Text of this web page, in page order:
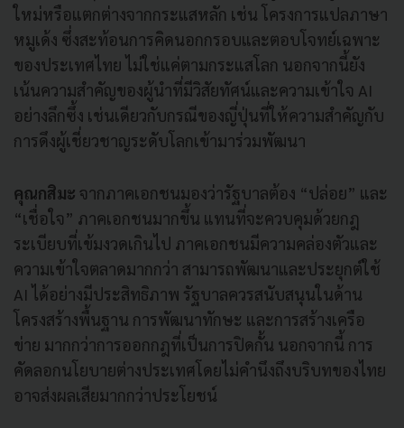
ใหม่หรือแตกต่างจากกระแสหลัก เช่น โครงการแปลภาษา
หมูเด้ง ซึ่งสะท้อนการคิดนอกกรอบและตอบโจทย์เฉพาะ
ของประเทศไทย ไม่ใช่แค่ตามกระแสโลก นอกจากนี้ยัง
เน้นความสำคัญของผู้นำที่มีวิสัยทัศน์และความเข้าใจ AI
อย่างลึกซึ้ง เช่นเดียวกับกรณีของญี่ปุ่นที่ให้ความสำคัญกับ
การดึงผู้เชี่ยวชาญระดับโลกเข้ามาร่วมพัฒนา
คุณกสิมะ จากภาคเอกชนมองว่ารัฐบาลต้อง “ปล่อย” และ
“เชื่อใจ” ภาคเอกชนมากขึ้น แทนที่จะควบคุมด้วยกฎ
ระเบียบที่เข้มงวดเกินไป ภาคเอกชนมีความคล่องตัวและ
ความเข้าใจตลาดมากกว่า สามารถพัฒนาและประยุกต์ใช้
AI ได้อย่างมีประสิทธิภาพ รัฐบาลควรสนับสนุนในด้าน
โครงสร้างพื้นฐาน การพัฒนาทักษะ และการสร้างเครือ
ข่าย มากกว่าการออกกฎที่เป็นการปิดกั้น นอกจากนี้ การ
คัดลอกนโยบายต่างประเทศโดยไม่คำนึงถึงบริบทของไทย
อาจส่งผลเสียมากกว่าประโยชน์